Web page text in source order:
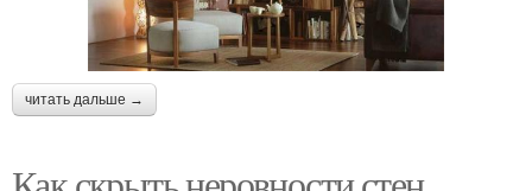
читать дальше →